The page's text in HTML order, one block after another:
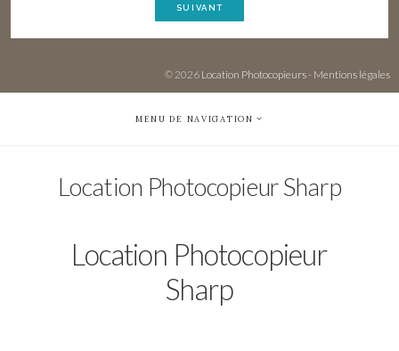
SUIVANT
© 2026 Location Photocopieurs- Mentions légales
MENU DE NAVIGATION
Location Photocopieur Sharp
Location Photocopieur
Sharp